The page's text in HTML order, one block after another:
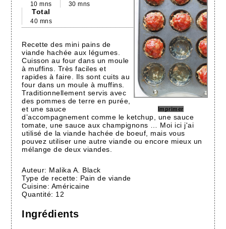
Imprimer
10 mns 30 mns
Total
40 mns
Recette des mini pains de
viande hachée aux légumes.
Cuisson au four dans un moule
à muffins. Très faciles et
rapides à faire. Ils sont cuits au
four dans un moule à muffins.
Traditionnellement servis avec
des pommes de terre en purée,
et une sauce
d’accompagnement comme le ketchup, une sauce
tomate, une sauce aux champignons … Moi ici j'ai
utilisé de la viande hachée de boeuf, mais vous
pouvez utiliser une autre viande ou encore mieux un
mélange de deux viandes.
Auteur: Malika A. Black
Type de recette: Pain de viande
Cuisine: Américaine
Quantité: 12
Ingrédients